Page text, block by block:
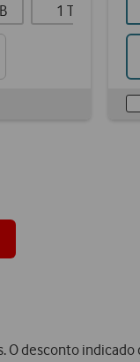
1 TB
desconto indicado